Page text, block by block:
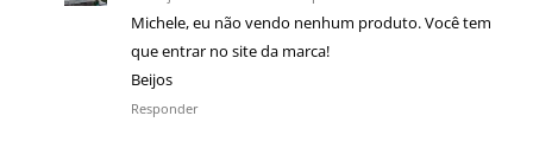
Michele, eu não vendo nenhum produto. Você tem
que entrar no site da marca!
Beijos
Responder